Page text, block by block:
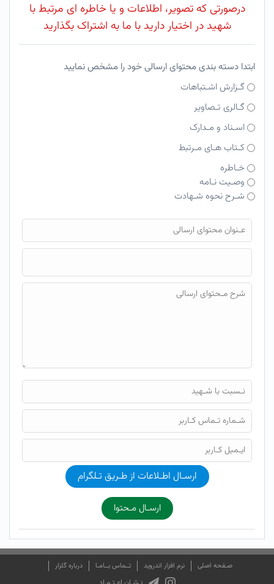
درصورتی که تصویر، اطلاعات و یا خاطره ای مرتبط با
شهید در اختیار دارید با ما به اشتراک بگذارید
ابتدا دسته بندی محتوای ارسالی خود را مشخص نمایید
گـزارش اشـتباهات
گـالری تـصاویر
اسـناد و مـدارک
کـتاب هـای مـرتبط
خـاطره
وصـیت نـامه
شـرح نحوه شـهادت
فایل محتوای ارسالی
ارسـال اطـلاعات از طـریق تـلگرام
ارسـال مـحتوا
صـفحه اصلی نرم افزار اندروید تــماس بــامـا درباره گلزار